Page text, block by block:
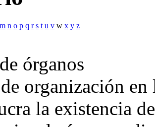
m n o p q r s t u v w x y z
órganos
organización
la existencia